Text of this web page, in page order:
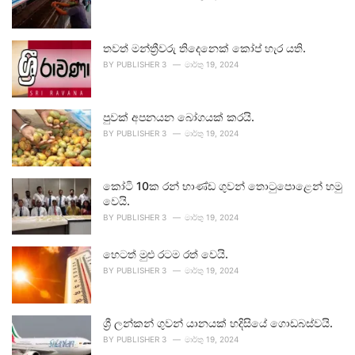
තවත් මන්ත්‍රීවරු තිදෙනෙක් කෝප් හැර යති.
BY PUBLISHER 3 මාර්තු 19, 2024
පුවක් අපනයන බෝගයක් කරයි.
BY PUBLISHER 3 මාර්තු 19, 2024
කෝටි 10ක රන් භාණ්ඩ ගුවන් තොටුපොළෙන් හමු
වෙයි.
BY PUBLISHER 3 මාර්තු 19, 2024
හෙටත් මුළු රටම රත් වෙයි.
BY PUBLISHER 3 මාර්තු 19, 2024
ශ්‍රී ලන්කන් ගුවන් යානයක් හදිසියේ ගොඩබස්වයි.
BY PUBLISHER 3 මාර්තු 19, 2024